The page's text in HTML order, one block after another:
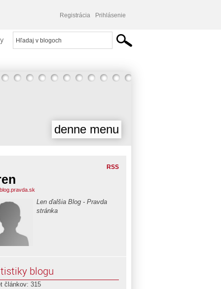
Registrácia Prihlásenie
denne menu
RSS
Len ďalšia Blog - Pravda
stránka
blogu
článkov: 315